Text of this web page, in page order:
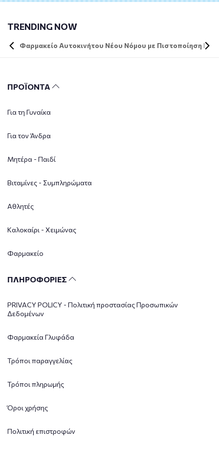
TRENDING NOW
Φαρμακείο Αυτοκινήτου Νέου Νόμου με Πιστοποίηση DIN
ΠΡΟΪΟΝΤΑ
Για τη Γυναίκα
Για τον Άνδρα
Μητέρα - Παιδί
Βιταμίνες - Συμπληρώματα
Αθλητές
Καλοκαίρι - Χειμώνας
Φαρμακείο
ΠΛΗΡΟΦΟΡΙΕΣ
PRIVACY POLICY - Πολιτική προστασίας Προσωπικών
Δεδομένων
Φαρμακεία Γλυφάδα
Τρόποι παραγγελίας
Τρόποι πληρωμής
Όροι χρήσης
Πολιτική επιστροφών